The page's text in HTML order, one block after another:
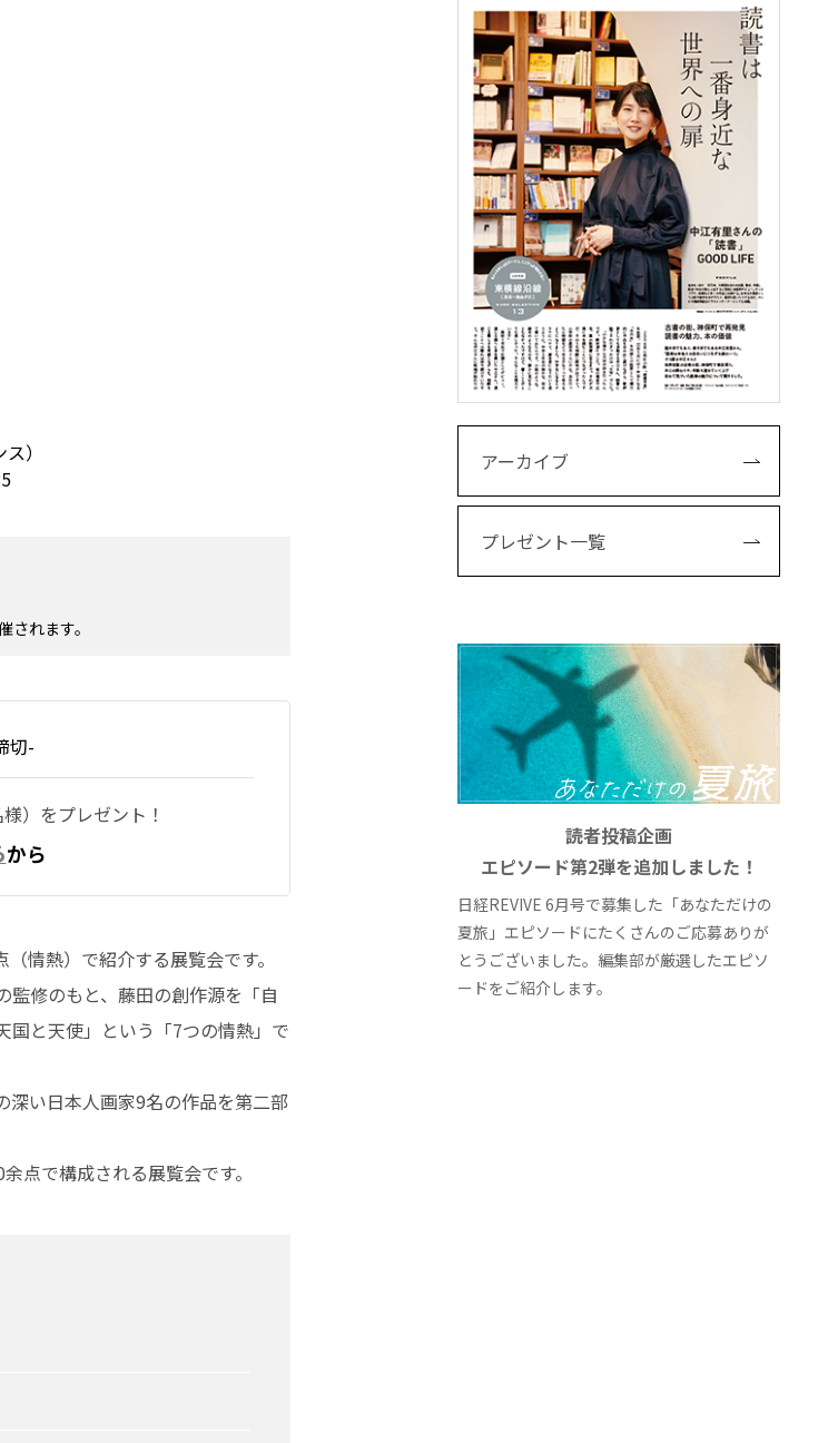
）
れます。
切-
）をプレゼント！
から
情熱）で紹介する展覧会です。
修のもと、藤田の創作源を「自
国と天使」という「7つの情熱」で
深い日本人画家9名の作品を第二部
点で構成される展覧会です。
アーカイブ
プレゼント一覧
読者投稿企画
エピソード第2弾を追加しました！
日経REVIVE 6月号で募集した「あなただけの
夏旅」エピソードにたくさんのご応募ありが
とうございました。編集部が厳選したエピソ
ードをご紹介します。